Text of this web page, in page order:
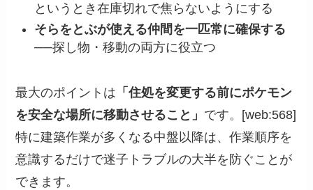
というとき在庫切れで焦らないようにする
そらをとぶが使える仲間を一匹常に確保する
──探し物・移動の両方に役立つ
最大のポイントは 「住処を変更する前にポケモン
を安全な場所に移動させること」 です。[web:568]
特に建築作業が多くなる中盤以降は、作業順序を
意識するだけで迷子トラブルの大半を防ぐことが
できます。